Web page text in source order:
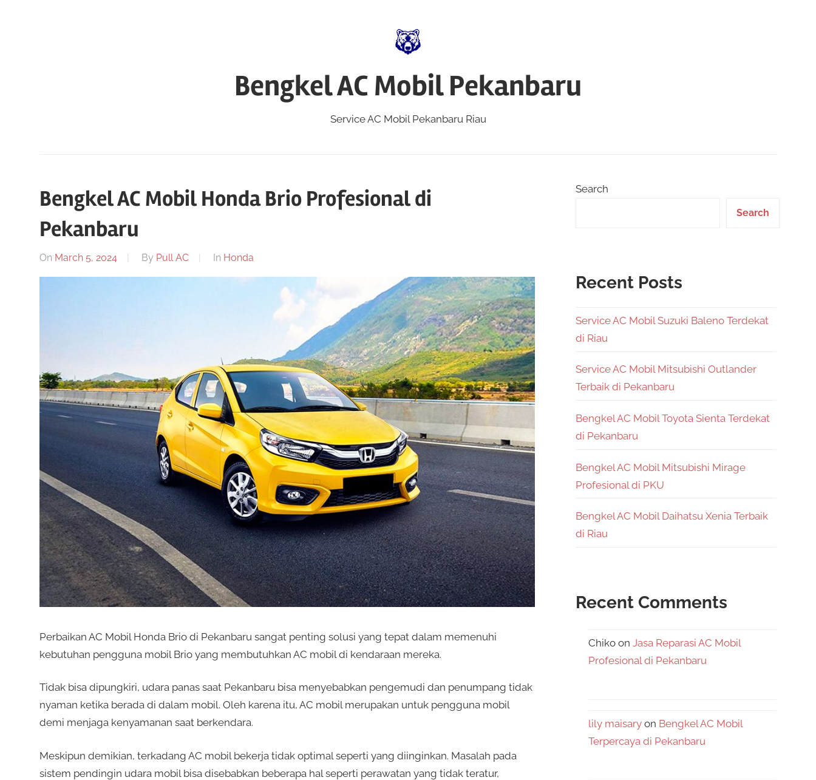
Bengkel AC Mobil Pekanbaru
Service AC Mobil Pekanbaru Riau
Bengkel AC Mobil Honda Brio Profesional di
Pekanbaru
On March 5, 2024 By Pull AC In Honda
Perbaikan AC Mobil Honda Brio di Pekanbaru sangat penting solusi yang tepat dalam memenuhi
kebutuhan pengguna mobil Brio yang membutuhkan AC mobil di kendaraan mereka.
Tidak bisa dipungkiri, udara panas saat Pekanbaru bisa menyebabkan pengemudi dan penumpang tidak
nyaman ketika berada di dalam mobil. Oleh karena itu, AC mobil merupakan untuk pengguna mobil
demi menjaga kenyamanan saat berkendara.
Meskipun demikian, terkadang AC mobil bekerja tidak optimal seperti yang diinginkan. Masalah pada
sistem pendingin udara mobil bisa disebabkan beberapa hal seperti perawatan yang tidak teratur,
Search
Search
Recent Posts
Service AC Mobil Suzuki Baleno Terdekat
di Riau
Service AC Mobil Mitsubishi Outlander
Terbaik di Pekanbaru
Bengkel AC Mobil Toyota Sienta Terdekat
di Pekanbaru
Bengkel AC Mobil Mitsubishi Mirage
Profesional di PKU
Bengkel AC Mobil Daihatsu Xenia Terbaik
di Riau
Recent Comments
Chiko onJasa Reparasi AC Mobil
Profesional di Pekanbaru
lily maisary on Bengkel AC Mobil
Terpercaya di Pekanbaru